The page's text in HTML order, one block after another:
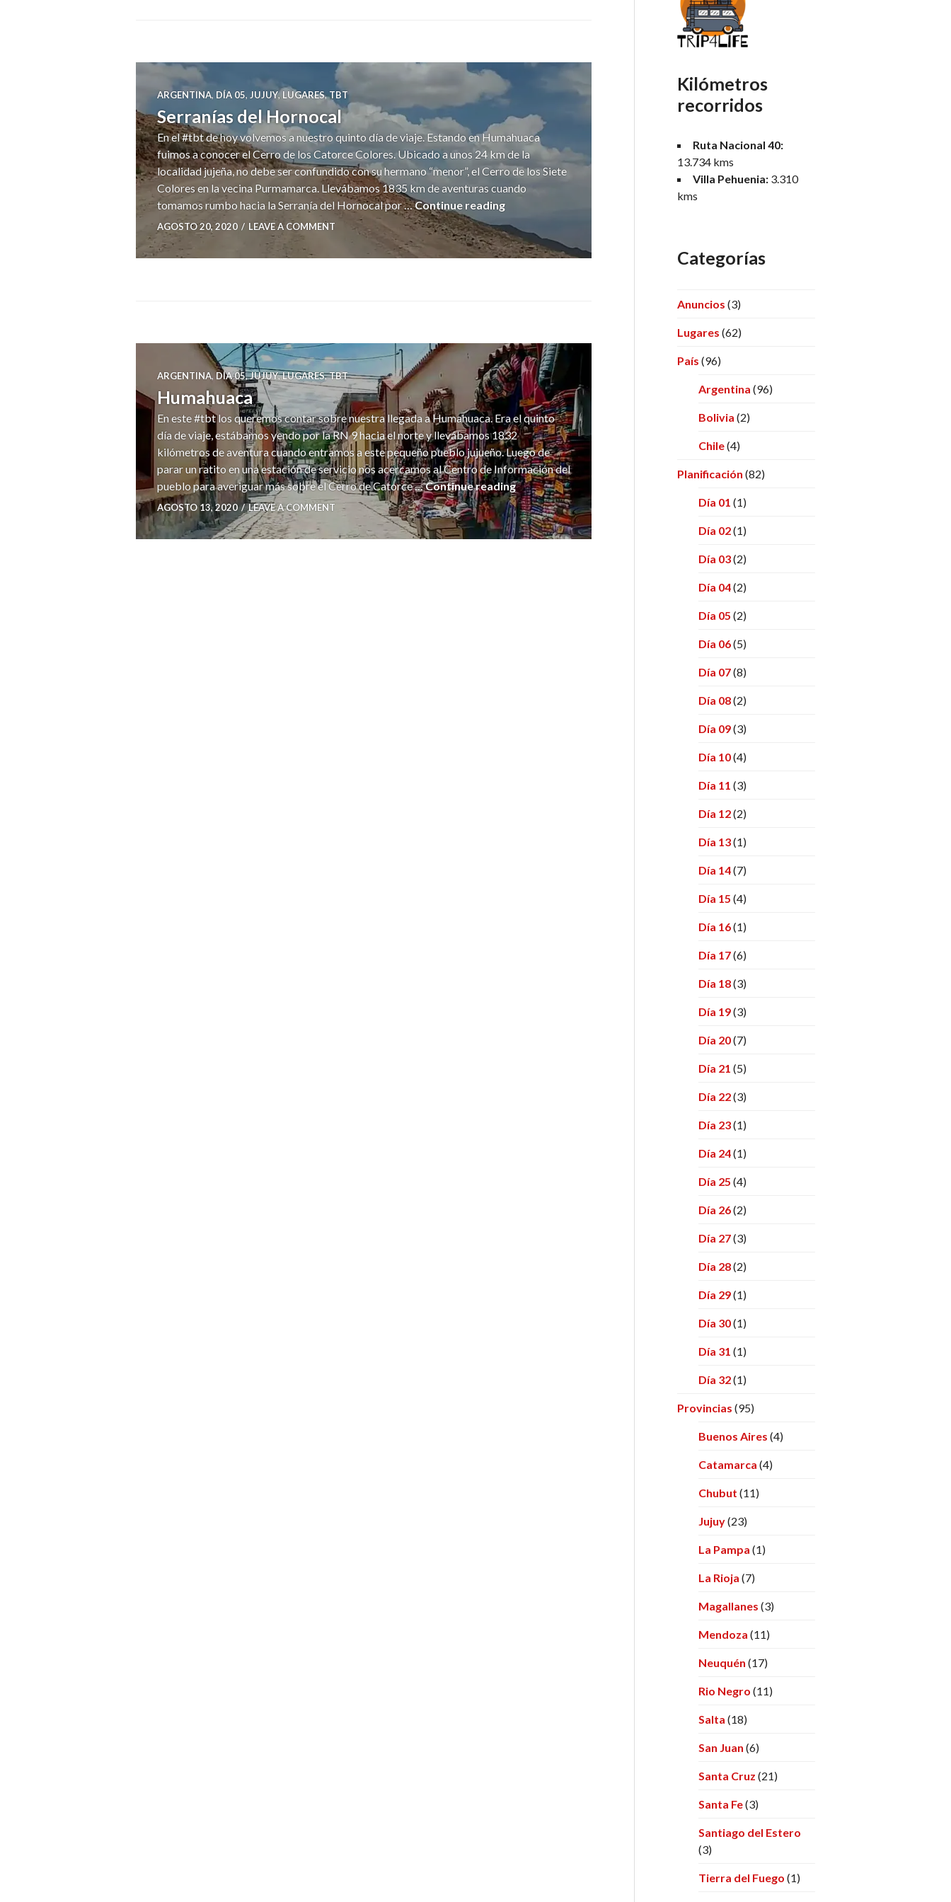
ARGENTINA, DÍA 05, JUJUY, LUGARES,TBT
Serranías del Hornocal
En el #tbt de hoy volvemos a nuestro quinto día de viaje. Estando en Humahuaca
fuimos a conocer el Cerro de los Catorce Colores. Ubicado a unos 24 km de la
localidad jujeña, no debe ser confundido con su hermano “menor”, el Cerro de los Siete
Colores en la vecina Purmamarca. Llevábamos 1835 km de aventuras cuando
tomamos rumbo hacia la Serranía del Hornocal por …Continue readingSerranías del Hornocal
AGOSTO 20, 2020 LEAVE A COMMENT
ARGENTINA, DÍA 05,JUJUY,LUGARES,TBT
Humahuaca
En este #tbt los queremos contar sobre nuestra llegada a Humahuaca. Era el quinto
día de viaje, estábamos yendo por la RN 9 hacia el norte y llevábamos 1832
kilómetros de aventura cuando entramos a este pequeño pueblo jujueño. Luego de
parar un ratito en una estación de servicio nos acercamos al Centro de Información del
pueblo para averiguar más sobre el Cerro de Catorce …Continue readingHumahuaca
AGOSTO 13, 2020 LEAVE A COMMENT
Kilómetros
recorridos
Ruta Nacional 40:
13.734 kms
Villa Pehuenia: 3.310
kms
Categorías
Anuncios (3)
Lugares (62)
País (96)
Argentina (96)
Bolivia (2)
Chile(4)
Planificación (82)
Día 01 (1)
Día 02(1)
Día 03(2)
Día 04(2)
Día 05 (2)
Día 06(5)
Día 07(8)
Día 08(2)
Día 09(3)
Día 10(4)
Día 11 (3)
Día 12(2)
Día 13(1)
Día 14(7)
Día 15 (4)
Día 16(1)
Día 17(6)
Día 18(3)
Día 19(3)
Día 20(7)
Día 21 (5)
Día 22(3)
Día 23(1)
Día 24(1)
Día 25 (4)
Día 26(2)
Día 27(3)
Día 28(2)
Día 29(1)
Día 30(1)
Día 31 (1)
Día 32(1)
Provincias (95)
Buenos Aires (4)
Catamarca (4)
Chubut (11)
Jujuy(23)
La Pampa (1)
La Rioja (7)
Magallanes (3)
Mendoza (11)
Neuquén (17)
Rio Negro (11)
Salta (18)
San Juan (6)
Santa Cruz (21)
Santa Fe(3)
Santiago del Estero
(3)
Tierra del Fuego (1)